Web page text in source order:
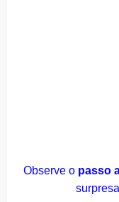
Observe o passo